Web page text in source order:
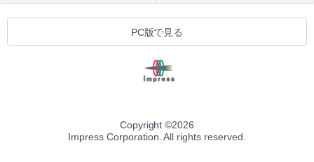
PC版で見る
Copyright ©2026
Impress Corporation. All rights reserved.